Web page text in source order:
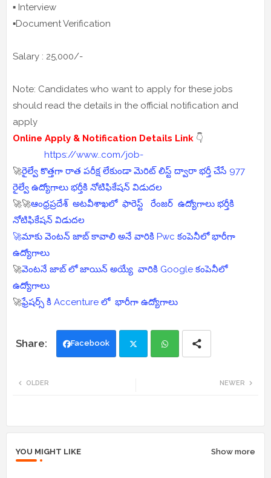
▪️ Interview
▪️Document Verification
Salary : 25,000/-
Note: Candidates who want to apply for these jobs
should read the details in the official notification and
apply
Online Apply & Notification Details Link 👇
https://www..com/job-
🚀రైల్వే కొత్తగా రాత పరీక్ష లేకుండా మెరిట్ లిస్ట్ ద్వారా భర్తీ చేసే 977
రైల్వే ఉద్యోగాలు భర్తీకి నోటిఫికేషన్ విడుదల
🚀🚀ఆంధ్రప్రదేశ్ అటవీశాఖలో ఫారెస్ట్ రేంజర్ ఉద్యోగాలు భర్తీకి
నోటిఫికేషన్ విడుదల
🚀మాకు వెంటన్ జాబ్ కావాలి అనే వారికి Pwc కంపెనీలో భారీగా
ఉద్యోగాలు
🚀వెంటనే జాబ్ లో జాయిన్ అయ్యే వారికి Google కంపెనీలో
ఉద్యోగాలు
🚀ఫ్రేషర్స్ కి Accenture లో భారీగా ఉద్యోగాలు
Facebook
NEWER
OLDER
YOU MIGHT LIKE Show more